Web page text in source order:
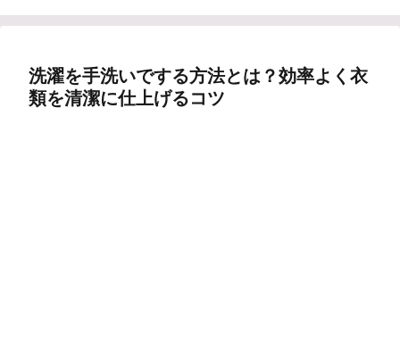
洗濯を手洗いでする方法とは？効率よく衣
類を清潔に仕上げるコツ